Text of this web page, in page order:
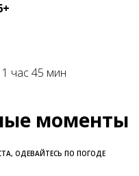
час 45 мин
моменты
ОДЕВАЙТЕСЬ ПО ПОГОДЕ